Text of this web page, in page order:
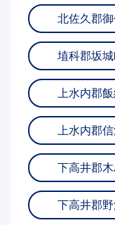
北佐久郡
埴科郡坂
上水内郡
上水内郡
下高井郡
下高井郡